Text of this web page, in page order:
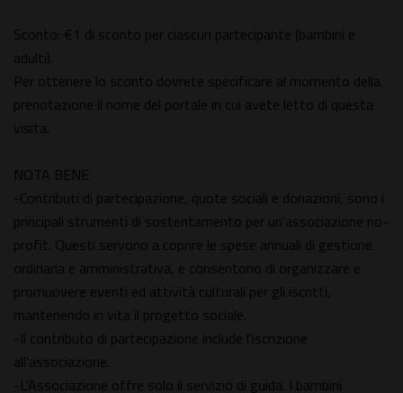
Sconto: €1 di sconto per ciascun partecipante (bambini e
adulti).
Per ottenere lo sconto dovrete specificare al momento della
prenotazione il nome del portale in cui avete letto di questa
visita.
NOTA BENE
-Contributi di partecipazione, quote sociali e donazioni, sono i
principali strumenti di sostentamento per un'associazione no-
profit. Questi servono a coprire le spese annuali di gestione
ordinaria e amministrativa, e consentono di organizzare e
promuovere eventi ed attività culturali per gli iscritti,
mantenendo in vita il progetto sociale.
-Il contributo di partecipazione include l'iscrizione
all'associazione.
-L'Associazione offre solo il servizio di guida. I bambini